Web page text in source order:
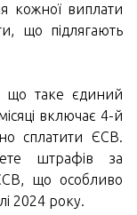
кожної виплати
що підлягають
що таке єдиний
включає 4-й
сплатити ЄСВ.
штрафів за
що особливо
2024 року.